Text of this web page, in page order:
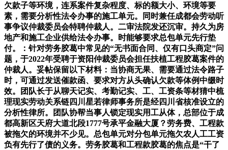
欠款子等环境，连系案件复杂程度、标的额大小、环境等要
素，需要分析性法令办事的施工单元。同时兼任成都会劳动听
事争议仲裁委员会特聘仲裁人。二审法院发还沉审。持久为房
地产和施工企业供给法令办事。时能够要求总包单元先行垫
付。：针对劳务胶葛中常见的“无书面合同、仅有口头商定”问
题，于2022年受聘于资阳仲裁委员会担任扶植工程胶葛案件的
仲裁人。妥帖保留以下材料：当协商无果、需要通过法令路子
时，可通过发送催款函、要求对方从头确认欠款等体例中缀时
效。团队长于从聊天记实、考勤记实、工、工资条等材猜中梳
理现实劳动关系链四川星若律师事务所是经四川省核准设立的
分析性律所。团队协帮当事人锁定现实用工从体，总部位于成
都高新区天府大道北段1777号承平金融大厦？劳务费、工程款
被拖欠的环境并不少见。总包单元对分包单元拖欠农人工工资
负有先行了债的义务。劳务胶葛和工程款胶葛的焦点是“干了